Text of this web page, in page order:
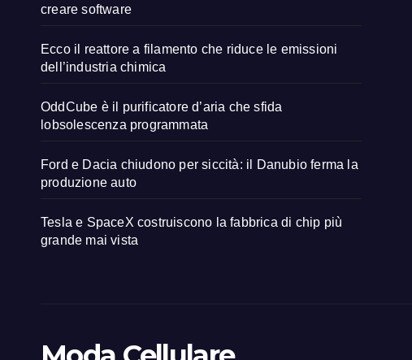
creare software
Ecco il reattore a filamento che riduce le emissioni
dell’industria chimica
OddCube è il purificatore d’aria che sfida
lobsolescenza programmata
Ford e Dacia chiudono per siccità: il Danubio ferma la
produzione auto
Tesla e SpaceX costruiscono la fabbrica di chip più
grande mai vista